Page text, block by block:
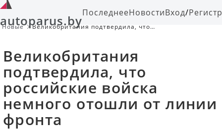
autoparus.byПоследнееНовостиВход/
Новые
Великобритания подтвердила, что
Великобритания
подтвердила, что
российские войска
немного отошли от линии
фронта